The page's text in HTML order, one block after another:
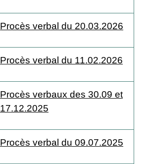
Procès verbal du 20.03.2026
Procès verbal du 11.02.2026
Procès verbaux des 30.09 et
17.12.2025
Procès verbal du 09.07.2025